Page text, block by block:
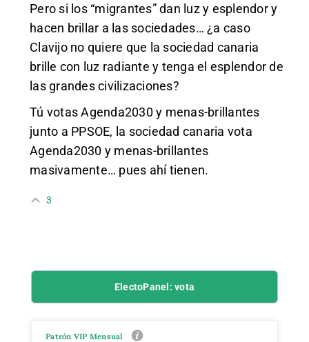
Pero si los “migrantes” dan luz y esplendor y
hacen brillar a las sociedades… ¿a caso
Clavijo no quiere que la sociedad canaria
brille con luz radiante y tenga el esplendor de
las grandes civilizaciones?
Tú votas Agenda2030 y menas-brillantes
junto a PPSOE, la sociedad canaria vota
Agenda2030 y menas-brillantes
masivamente… pues ahí tienen.
3
ElectoPanel: vota
Patrón VIP Mensual